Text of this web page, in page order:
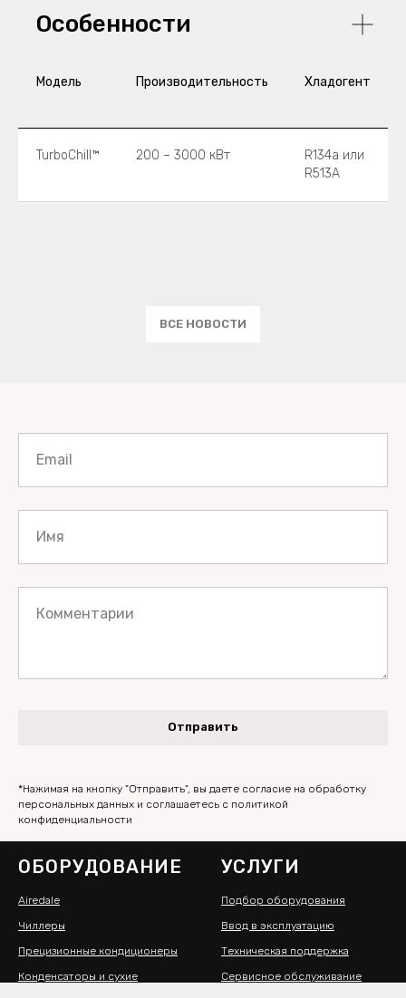
Особенности
Модель Производительность Хладогент
TurboChill™ 200 – 3000 кВт
R134a или
R513A
ВСЕ НОВОСТИ
Email
Имя
Комментарии
Отправить
*Нажимая на кнопку "Отправить", вы даете согласие на обработку
персональных данных и соглашаетесь c политикой
конфиденциальности
ОБОРУДОВАНИЕ
Airedale
Чиллеры
Прецизионные кондиционеры
Конденсаторы и сухие
УСЛУГИ
Подбор оборудования
Ввод в эксплуатацию
Техническая поддержка
Сервисное обслуживание